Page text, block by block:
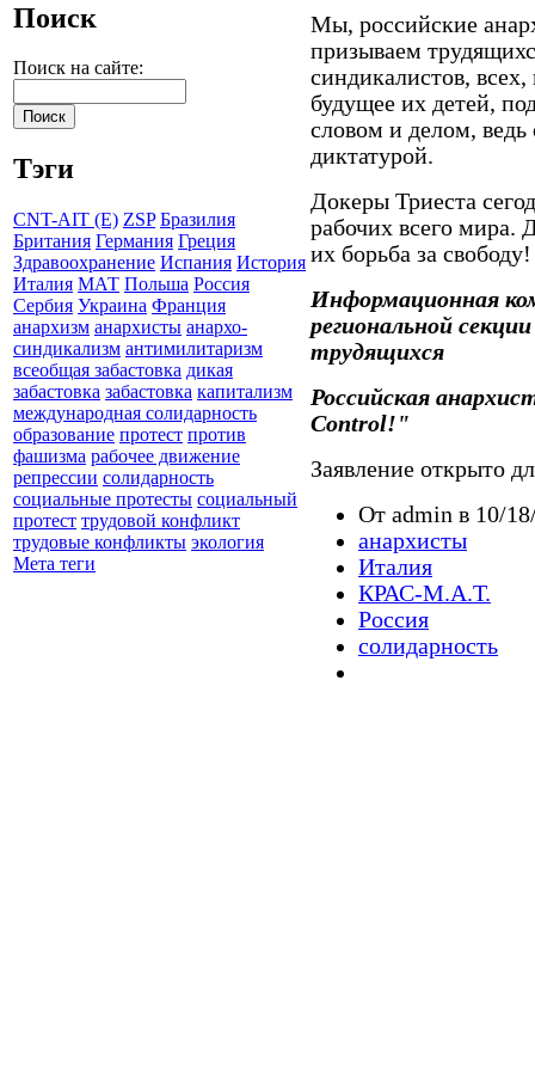
Поиск
Поиск на сайте:
Тэги
CNT-AIT (E) ZSP Бразилия
Британия Германия Греция
Здравоохранение Испания История
Италия МАТ Польша Россия
Сербия Украина Франция
анархизм анархисты анархо-
синдикализм антимилитаризм
всеобщая забастовка дикая
забастовка забастовка капитализм
международная солидарность
образование протест против
фашизма рабочее движение
репрессии солидарность
социальные протесты социальный
протест трудовой конфликт
трудовые конфликты экология
Мета теги
Мы, российские
призываем
синдикалистов,
будущее их детей,
словом и делом, ведь
диктатурой.
Докеры Триеста
рабочих всего мира.
их борьба за свободу!
Информационная
региональной
трудящихся
Российская
Control!"
Заявление открыто
От admin в 10/
анархисты
Италия
КРАС-М.А.Т.
Россия
солидарность